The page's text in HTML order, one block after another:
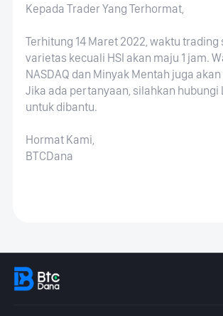
Kepada Trader Yang Terhormat,
Terhitung 14 Maret 2022, waktu trading
varietas kecuali HSI akan maju 1 jam.
NASDAQ dan Minyak Mentah juga
Jika ada pertanyaan, silahkan hubungi
untuk dibantu.
Hormat Kami,
BTCDana